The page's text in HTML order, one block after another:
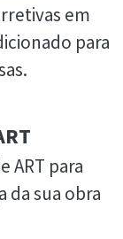
em
para
ART para
da sua obra